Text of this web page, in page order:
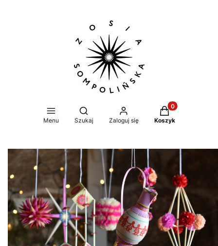
Menu
Otwórz wyszukiwarkę
Szukaj Zaloguj się
Produkty w
Koszyk